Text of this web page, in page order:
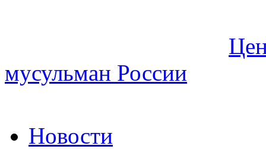
мусульман России
Новости